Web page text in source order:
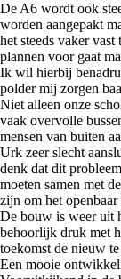
De A6 wordt ook
worden aangepakt
het steeds vaker
plannen voor gaat
Ik wil hierbij
polder mij zorgen
Niet alleen onze
vaak overvolle
mensen van buiten
Urk zeer slecht
denk dat dit
moeten samen met
zijn om het
De bouw is weer uit
behoorlijk druk met
toekomst de nieuw
Een mooie